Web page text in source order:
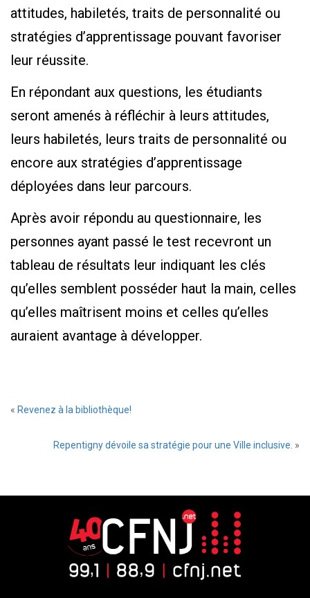
attitudes, habiletés, traits de personnalité ou
stratégies d’apprentissage pouvant favoriser
leur réussite.
En répondant aux questions, les étudiants
seront amenés à réfléchir à leurs attitudes,
leurs habiletés, leurs traits de personnalité ou
encore aux stratégies d’apprentissage
déployées dans leur parcours.
Après avoir répondu au questionnaire, les
personnes ayant passé le test recevront un
tableau de résultats leur indiquant les clés
qu’elles semblent posséder haut la main, celles
qu’elles maîtrisent moins et celles qu’elles
auraient avantage à développer.
« Revenez à la bibliothèque!
Repentigny dévoile sa stratégie pour une Ville inclusive. »